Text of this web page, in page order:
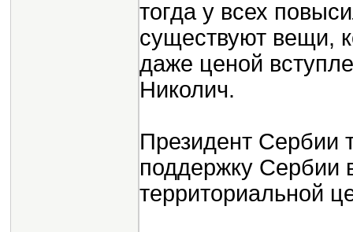
тогда у всех
существуют вещи,
даже ценой
Николич.
Президент Сербии
поддержку Сербии
территориальной